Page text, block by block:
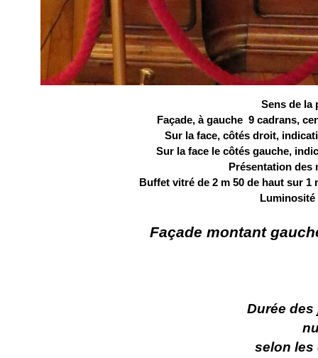
Sens de la
Façade, à gauche 9 cadrans,
Sur la face, côtés droit,
Sur la face le côtés gauche,
Présentation des
Buffet vitré de 2 m 50 de haut sur 1
Façade montant
Durée
selon les